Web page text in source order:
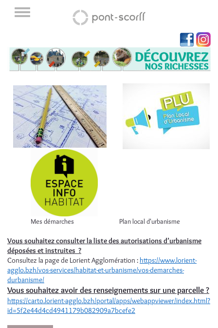
Mes démarches Plan local d'urbanisme
Vous souhaitez consulter la liste des autorisations d’urbanisme
déposées et instruites ?
Consultez la page de Lorient Agglomération : https://www.lorient-
agglo.bzh/vos-services/habitat-et-urbanisme/vos-demarches-
durbanisme/
Vous souhaitez avoir des renseignements sur une parcelle ?
https://carto.lorient-agglo.bzh/portal/apps/webappviewer/index.html?
id=5f2e44d4cd4941179b082909a7bcefe2